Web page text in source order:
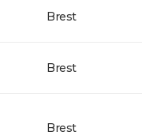
Brest
Brest
Brest